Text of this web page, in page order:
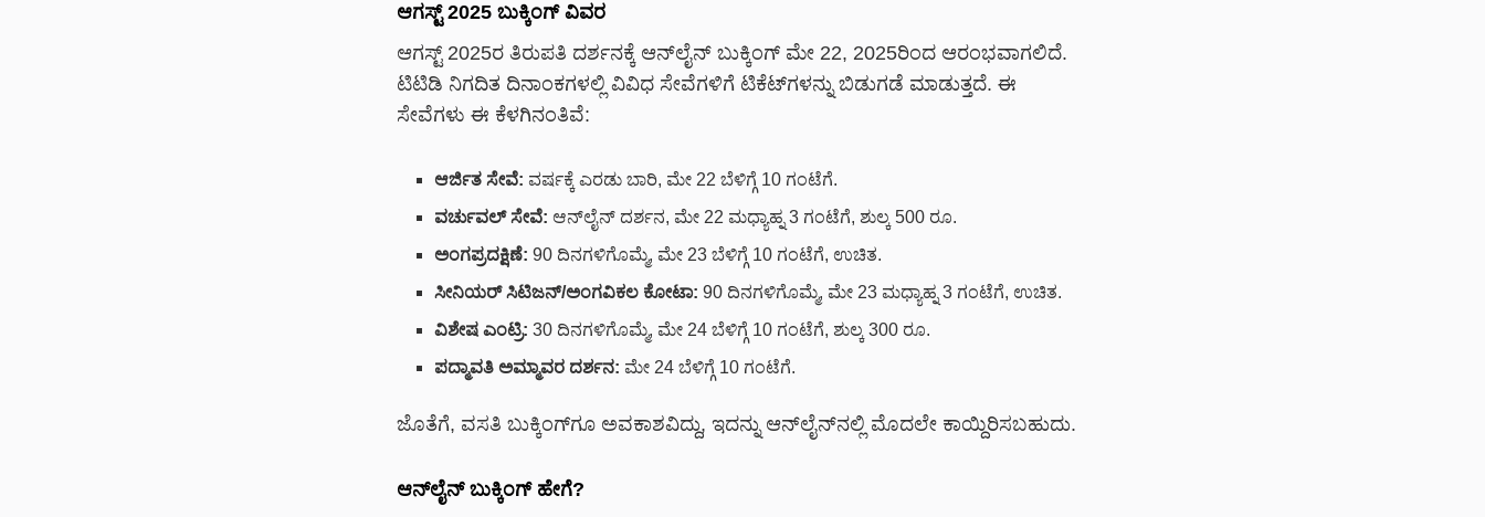
ಆಗಸ್ಟ್ 2025 ಬುಕ್ಕಿಂಗ್ ವಿವರ
ಆಗಸ್ಟ್ 2025ರ ತಿರುಪತಿ ದರ್ಶನಕ್ಕೆ ಆನ್‌ಲೈನ್ ಬುಕ್ಕಿಂಗ್ ಮೇ 22, 2025ರಿಂದ ಆರಂಭವಾಗಲಿದೆ.
ಟಿಟಿಡಿ ನಿಗದಿತ ದಿನಾಂಕಗಳಲ್ಲಿ ವಿವಿಧ ಸೇವೆಗಳಿಗೆ ಟಿಕೆಟ್‌ಗಳನ್ನು ಬಿಡುಗಡೆ ಮಾಡುತ್ತದೆ. ಈ
ಸೇವೆಗಳು ಈ ಕೆಳಗಿನಂತಿವೆ:
ಆರ್ಜಿತ ಸೇವೆ: ವರ್ಷಕ್ಕೆ ಎರಡು ಬಾರಿ, ಮೇ 22 ಬೆಳಿಗ್ಗೆ 10 ಗಂಟೆಗೆ.
ವರ್ಚುವಲ್ ಸೇವೆ: ಆನ್‌ಲೈನ್ ದರ್ಶನ, ಮೇ 22 ಮಧ್ಯಾಹ್ನ 3 ಗಂಟೆಗೆ, ಶುಲ್ಕ 500 ರೂ.
ಅಂಗಪ್ರದಕ್ಷಿಣೆ: 90 ದಿನಗಳಿಗೊಮ್ಮೆ, ಮೇ 23 ಬೆಳಿಗ್ಗೆ 10 ಗಂಟೆಗೆ, ಉಚಿತ.
ಸೀನಿಯರ್ ಸಿಟಿಜನ್/ಅಂಗವಿಕಲ ಕೋಟಾ: 90 ದಿನಗಳಿಗೊಮ್ಮೆ, ಮೇ 23 ಮಧ್ಯಾಹ್ನ 3 ಗಂಟೆಗೆ, ಉಚಿತ.
ವಿಶೇಷ ಎಂಟ್ರಿ: 30 ದಿನಗಳಿಗೊಮ್ಮೆ, ಮೇ 24 ಬೆಳಿಗ್ಗೆ 10 ಗಂಟೆಗೆ, ಶುಲ್ಕ 300 ರೂ.
ಪದ್ಮಾವತಿ ಅಮ್ಮಾವರ ದರ್ಶನ: ಮೇ 24 ಬೆಳಿಗ್ಗೆ 10 ಗಂಟೆಗೆ.
ಜೊತೆಗೆ, ವಸತಿ ಬುಕ್ಕಿಂಗ್‌ಗೂ ಅವಕಾಶವಿದ್ದು, ಇದನ್ನು ಆನ್‌ಲೈನ್‌ನಲ್ಲಿ ಮೊದಲೇ ಕಾಯ್ದಿರಿಸಬಹುದು.
ಆನ್‌ಲೈನ್ ಬುಕ್ಕಿಂಗ್ ಹೇಗೆ?